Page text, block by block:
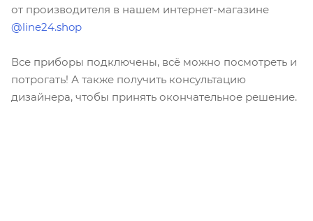
от производителя в нашем интернет-магазине
@line24.shop
Все приборы подключены, всё можно посмотреть и
потрогать! А также получить консультацию
дизайнера, чтобы принять окончательное решение.